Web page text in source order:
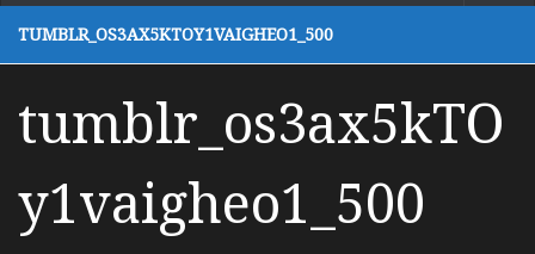
TUMBLR_OS3AX5KTOY1VAIGHEO1_500
tumblr_os3ax5kTO
y1vaigheo1_500